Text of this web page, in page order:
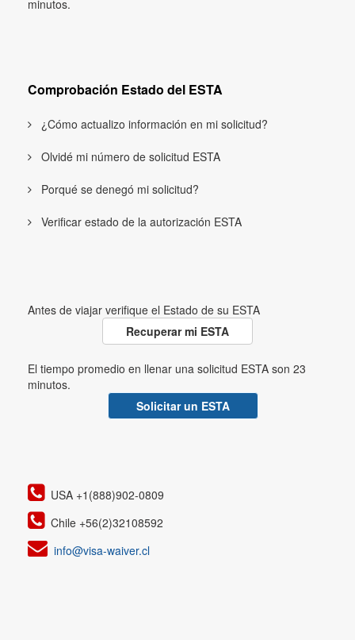
minutos.
Comprobación Estado del ESTA
¿Cómo actualizo información en mi solicitud?
Olvidé mi número de solicitud ESTA
Porqué se denegó mi solicitud?
Verificar estado de la autorización ESTA
Antes de viajar verifique el Estado de su ESTA
Recuperar mi ESTA
El tiempo promedio en llenar una solicitud ESTA son 23
minutos.
Solicitar un ESTA
USA +1(888)902-0809
Chile +56(2)32108592
info@visa-waiver.cl